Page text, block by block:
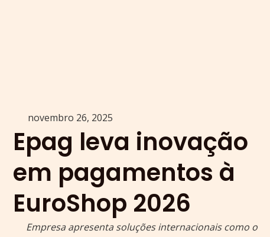
novembro 26, 2025
Epag leva inovação
em pagamentos à
EuroShop 2026
Empresa apresenta soluções internacionais como o